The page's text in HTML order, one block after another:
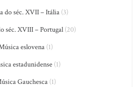
do séc. XVII – Itália (3)
séc. XVIII – Portugal (20)
eslovena(1)
estadunidense(1)
Gauchesca(1)